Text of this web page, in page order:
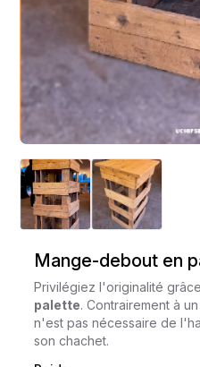
Mange-debout en
Privilégiez l'originalité
palette. Contrairement à
n'est pas nécessaire de
son chachet.